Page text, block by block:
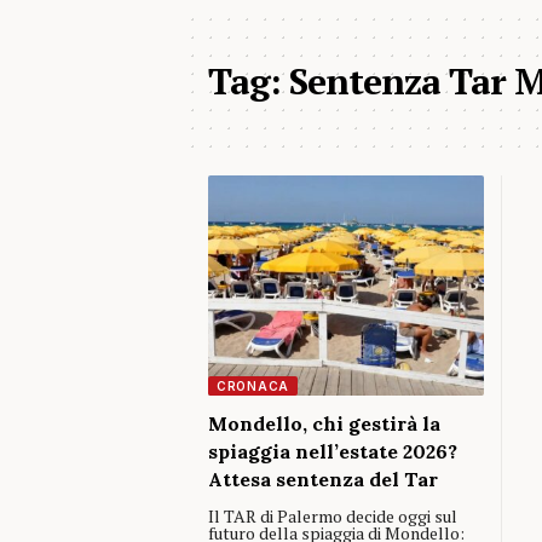
Tag:Sentenza Tar
CRONACA
Mondello, chi gestirà la
spiaggia nell’estate 2026?
Attesa sentenza del Tar
Il TAR di Palermo decide oggi sul
futuro della spiaggia di Mondello: